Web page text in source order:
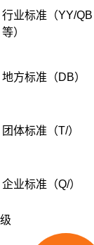
行业标准（YY/QB
等）
地方标准（DB）
团体标准（T/）
企业标准（Q/）
级